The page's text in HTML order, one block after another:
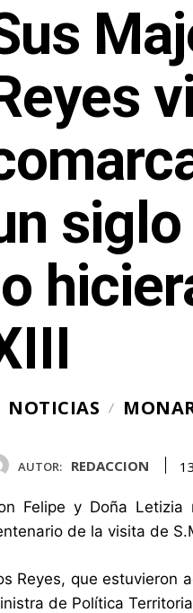
NOTICIAS
AUTOR: REDACCION
Felipe y Doña
de la visita de
Reyes, que estuvieron
de Política